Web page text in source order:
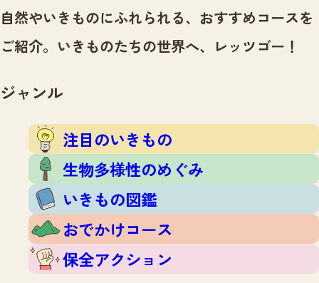
センター紹介TOP
サイトポリシー
ニュース
いきものガイド
注目のいきもの
生物多様性のめぐみ
いきもの図鑑
おでかけコース
保全アクション
イベント
いきもの調査隊
調査レポート
調査レポートTOP
調査結果
ふくおかいきものマップ
マッチング
マッチングTOP
掲載申し込みフォーム
お問合せ
自然やいきものにふれられる、おすすめコースを
ご紹介。いきものたちの世界へ、レッツゴー！
ジャンル
注目のいきもの
生物多様性のめぐみ
いきもの図鑑
おでかけコース
保全アクション